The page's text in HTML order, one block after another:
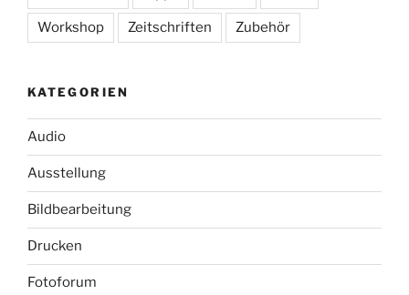
Workshop Zeitschriften Zubehör
KATEGORIEN
Audio
Ausstellung
Bildbearbeitung
Drucken
Fotoforum